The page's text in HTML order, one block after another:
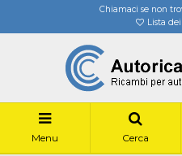
Chiamaci se non
Lista
Menu Cerca